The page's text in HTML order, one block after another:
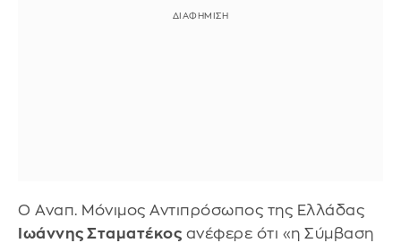
Ο Αναπ. Μόνιμος Αντιπρόσωπος της Ελλάδας
Ιωάννης Σταματέκος ανέφερε ότι «η Σύμβαση